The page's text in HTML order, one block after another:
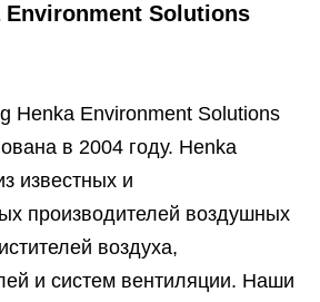
Environment Solutions
Henka Environment Solutions
в 2004 году. Henka
известных и
производителей воздушных
воздуха,
и систем вентиляции. Наши